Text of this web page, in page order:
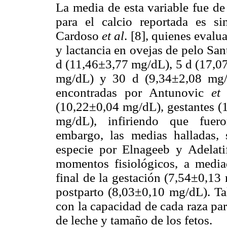
La media de esta variable fue
para el calcio reportada es
Cardosoet al. [8], quienes
y lactancia en ovejas de pelo
d (11,46±3,77 mg/dL), 5 d
mg/dL) y 30 d (9,34±2,08
encontradas por Antunovic et
(10,22±0,04 mg/dL), gestantes
mg/dL), infiriendo que
embargo, las medias
especie por Elnageeb y
momentos fisiológicos, a
final de la gestación
postparto (8,03±0,10 mg/dL).
con la capacidad de cada raza
de leche y tamaño de los fetos.